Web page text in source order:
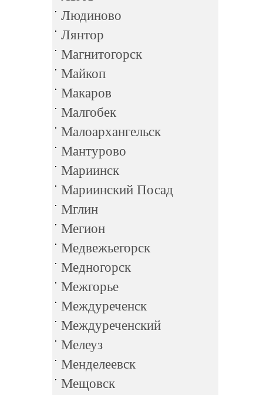
Людиново
Лянтор
Магнитогорск
Майкоп
Макаров
Малгобек
Малоархангельск
Мантурово
Мариинск
Мариинский Посад
Мглин
Мегион
Медвежьегорск
Медногорск
Межгорье
Междуреченск
Междуреченский
Мелеуз
Менделеевск
Мещовск